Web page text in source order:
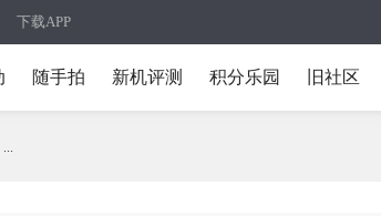
下载APP
随手拍 新机评测 积分乐园 旧社区